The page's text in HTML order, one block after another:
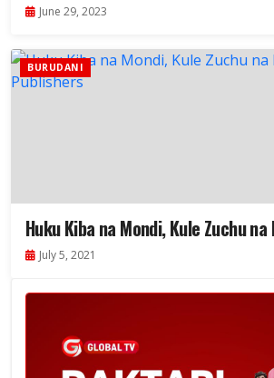
June 29, 2023
BURUDANI
Huku Kiba na Mondi, Kule Zuchu na
July 5, 2021